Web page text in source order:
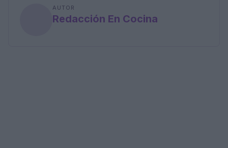
AUTOR
Redacción En Cocina